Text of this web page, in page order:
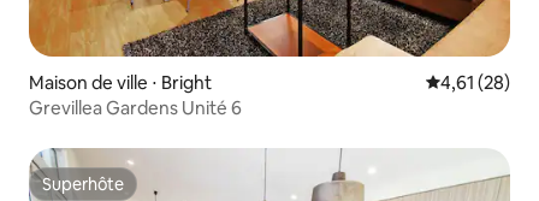
Maison de ville ⋅ Bright Évaluation
4,61 (28)
Grevillea Gardens Unité 6
Superhôte
Superhôte